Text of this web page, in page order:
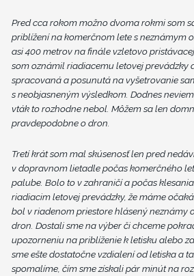
Pred cca rokom možno dvoma rokmi som
priblížení na komerčnom lete s neznámym
asi 400 metrov na finále vzletovo
som oznámil riadiacemu letovej prevádzky
spracovaná a posunutá na vyšetrovanie
s neobjasneným výsledkom. Dodnes
vták to rozhodne nebol. Môžem sa len
pravdepodobne o dron.
Tretí krát som mal skúsenosť len pred
v dopravnom lietadle počas komerčného
palube. Bolo to v zahraničí a počas
riadiacim letovej prevádzky, že máme
bol v riadenom priestore hlásený neznámy
dron. Dostali sme na výber či chceme
upozorneniu na priblíženie k letisku alebo
sme ešte dostatočne vzdialení od letiska a
spomalíme, čím sme získali pár minút na